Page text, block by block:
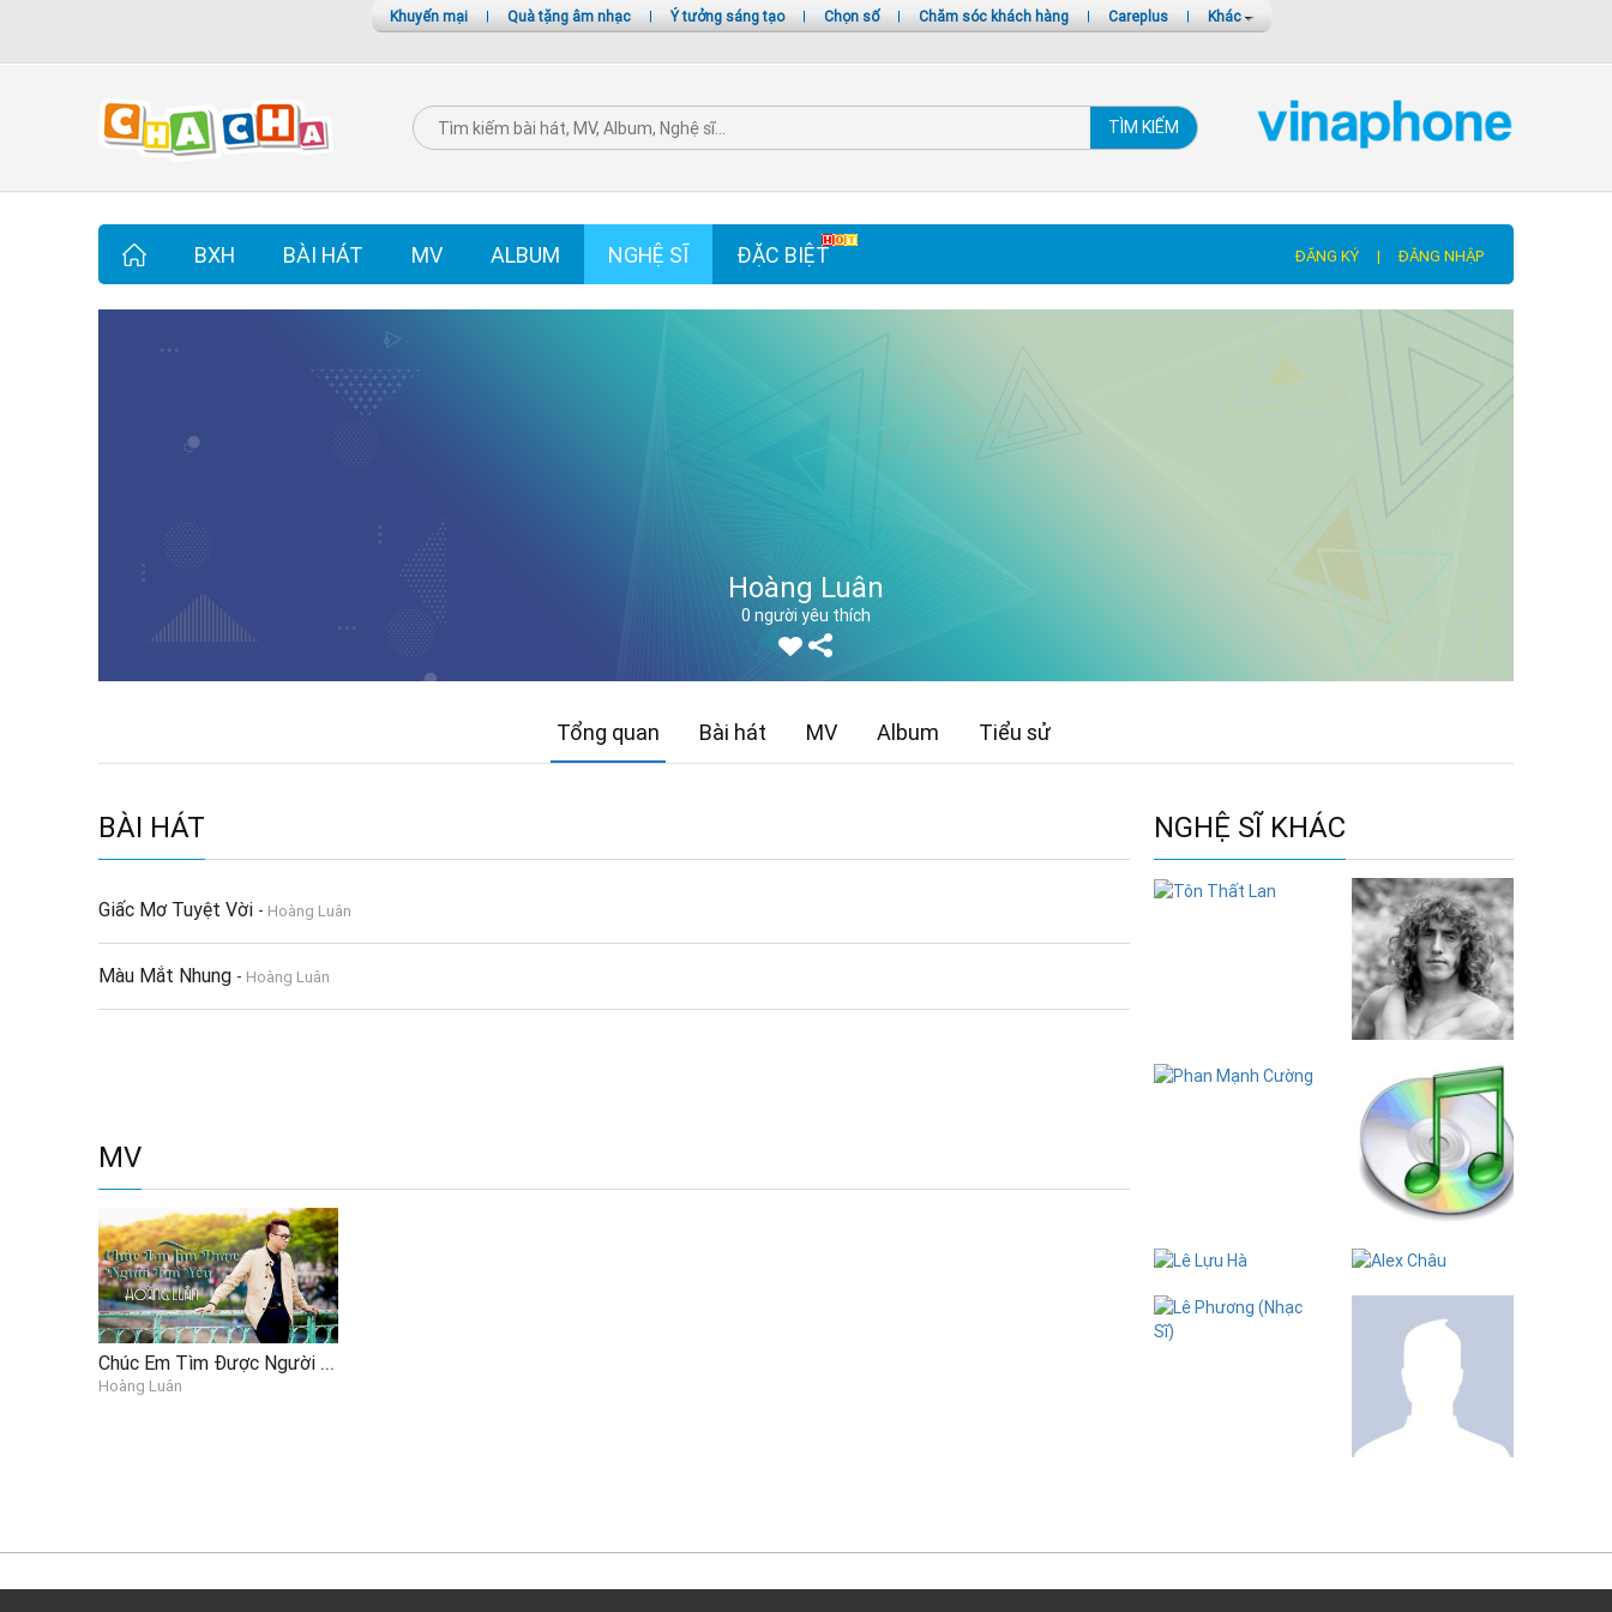
Khuyến mại | Quà tặng âm nhạc | Ý tưởng sáng tạo | Chọn số | Chăm sóc khách hàng | Careplus | Khác
TÌM KIẾM
BXH BÀI HÁT MV ALBUM NGHỆ SĨ ĐẶC BIỆT ĐĂNG KÝ | ĐĂNG NHẬP
Hoàng Luân
0 người yêu thích
Tổng quan Bài hát MV Album Tiểu sử
BÀI HÁT
Giấc Mơ Tuyệt Vời - Hoàng Luân
Màu Mắt Nhung - Hoàng Luân
MV
Chúc Em Tìm Được Người Em Yêu
Hoàng Luân
NGHỆ SĨ KHÁC